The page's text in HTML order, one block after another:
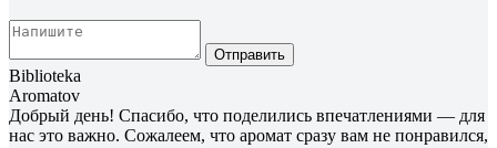
Отправить
Biblioteka
Aromatov
Добрый день! Спасибо, что поделились впечатлениями — для
нас это важно. Сожалеем, что аромат сразу вам не понравился,